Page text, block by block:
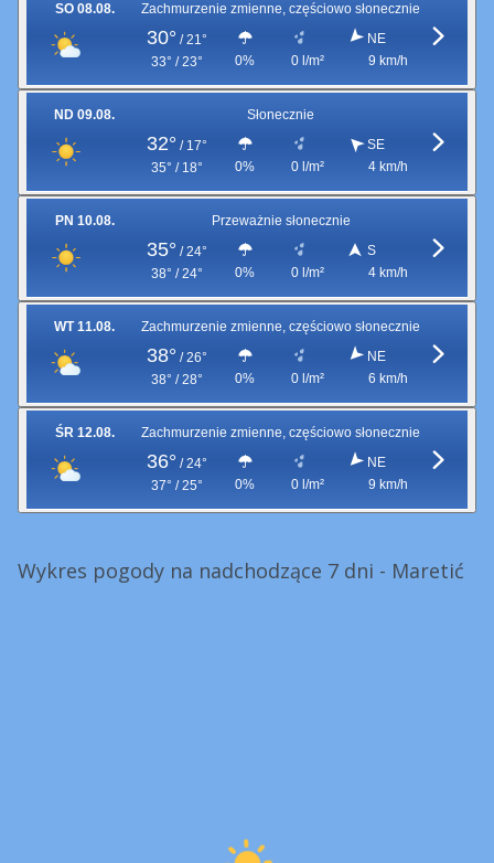
SO 08.08. Zachmurzenie zmienne, częściowo słonecznie
30° / 21°
33° / 23°
0% 0 l/m²
NE
9 km/h
ND 09.08. Słonecznie
32° / 17°
35° / 18°
0% 0 l/m²
SE
4 km/h
PN 10.08. Przeważnie słonecznie
35° / 24°
38° / 24°
0% 0 l/m²
S
4 km/h
WT 11.08. Zachmurzenie zmienne, częściowo słonecznie
38° / 26°
38° / 28°
0% 0 l/m²
NE
6 km/h
ŚR 12.08. Zachmurzenie zmienne, częściowo słonecznie
36° / 24°
37° / 25°
0% 0 l/m²
NE
9 km/h
Wykres pogody na nadchodzące 7 dni - Maretić